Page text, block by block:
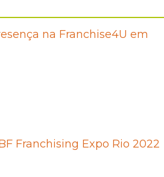
na Franchise4U em
Franchising Expo Rio 2022